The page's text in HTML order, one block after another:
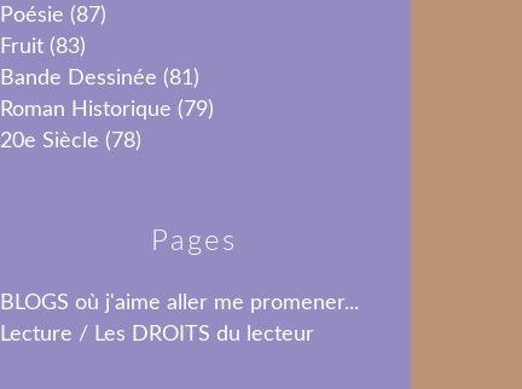
Poésie (87)
Fruit (83)
Bande Dessinée (81)
Roman Historique (79)
20e Siècle (78)
Pages
BLOGS où j'aime aller me promener...
Lecture / Les DROITS du lecteur